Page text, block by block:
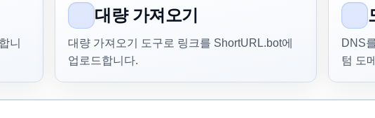
니
대량 가져오기
대량 가져오기 도구로 링크를 ShortURL.bot에
업로드합니다.
DNS
텀 도